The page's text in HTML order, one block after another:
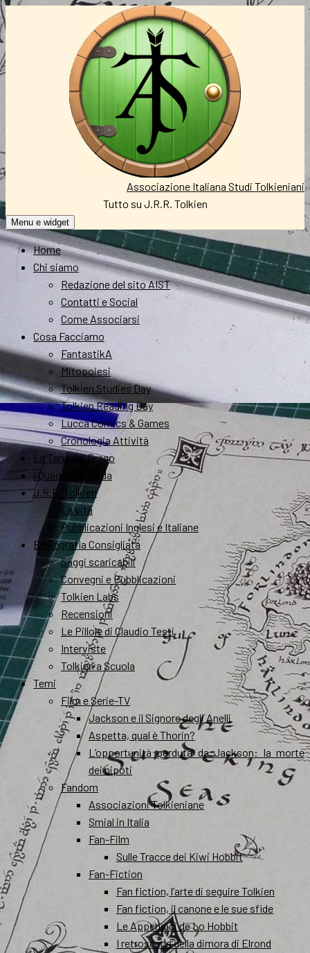
al
contenuto
Associazione Italiana Studi Tolkieniani
Tutto su J.R.R. Tolkien
Menu e widget
Home
Chi siamo
Redazione del sito AIST
Contatti e Social
Come Associarsi
Cosa Facciamo
FantastikA
Mitopoiesi
Tolkien Studies Day
Tolkien Reading Day
Lucca Comics & Games
Cronologia Attività
La Tana del Drago
I Quaderni di Arda
J.R.R. Tolkien
La vita
Pubblicazioni Inglesi e Italiane
Bibliografia Consigliata
Saggi scaricabili
Convegni e Pubblicazioni
Tolkien Labs
Recensioni
Le Pillole di Claudio Testi
Interviste
Tolkien a Scuola
Temi
Film e Serie-TV
Jackson e il Signore degli Anelli
Aspetta, qual è Thorin?
L’opportunità perduta da Jackson: la morte
dei nipoti
Fandom
Associazioni Tolkieniane
Smial in Italia
Fan-Film
Sulle Tracce dei Kiwi Hobbit
Fan-Fiction
Fan fiction, l’arte di seguire Tolkien
Fan fiction, il canone e le sue sfide
Le Appendici de Lo Hobbit
I retroscena della dimora di Elrond